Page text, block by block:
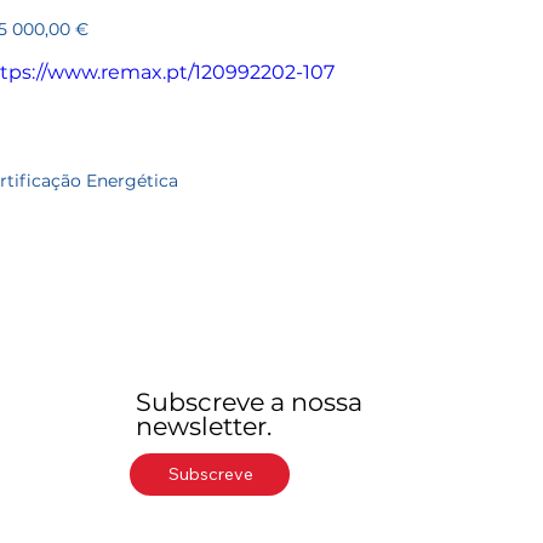
000,00 €
www.remax.pt/120992202-107
Energética
Subscreve a nossa
newsletter.
Subscreve